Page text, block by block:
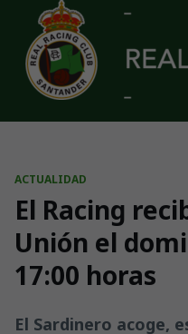
Skip to main content
ACTUALIDAD
El Racing
Unión el
17:00 horas
El Sardinero acoge,